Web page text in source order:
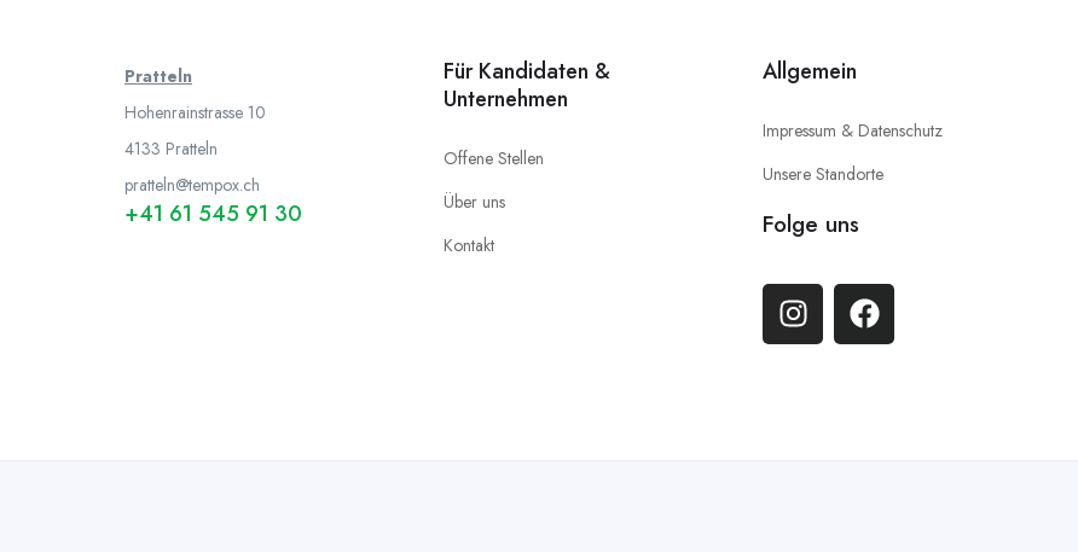
Pratteln
Hohenrainstrasse 10
4133 Pratteln
pratteln@tempox.ch
+41 61 545 91 30
Für Kandidaten &
Unternehmen
Offene Stellen
Über uns
Kontakt
Allgemein
Impressum & Datenschutz
Unsere Standorte
Folge uns